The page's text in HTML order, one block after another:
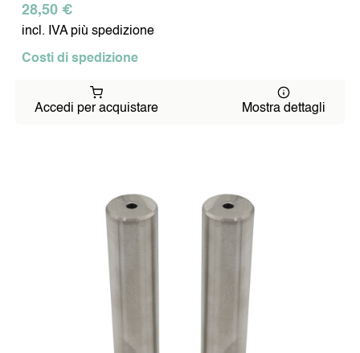
28,50 €
incl. IVA più spedizione
Costi di spedizione
Accedi per acquistare Mostra dettagli